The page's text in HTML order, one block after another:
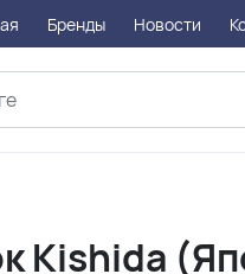
Бренды Новости
Kishida